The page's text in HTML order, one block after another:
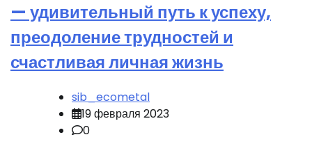
— удивительный путь к успеху,
преодоление трудностей и
счастливая личная жизнь
sib_ecometal
19 февраля 2023
0